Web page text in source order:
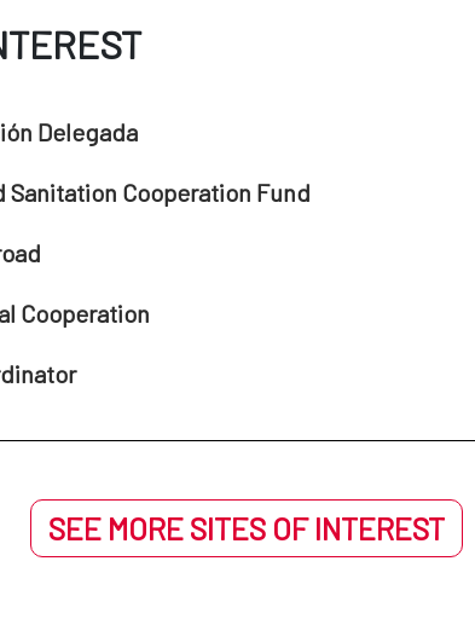
Delegada
Sanitation Cooperation Fund
Cooperation
SEE MORE SITES OF INTEREST